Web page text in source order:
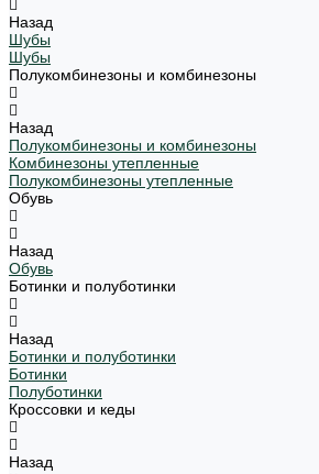
Назад
Шубы
Шубы
Полукомбинезоны и комбинезоны
Назад
Полукомбинезоны и комбинезоны
Комбинезоны утепленные
Полукомбинезоны утепленные
Обувь
Назад
Обувь
Ботинки и полуботинки
Назад
Ботинки и полуботинки
Ботинки
Полуботинки
Кроссовки и кеды
Назад